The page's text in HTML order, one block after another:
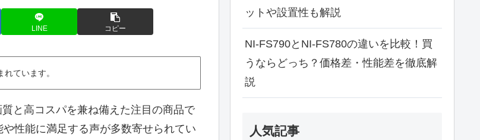
LINE コピー
ています。
と高コスパを兼ね備えた注目の商品で
性能に満足する声が多数寄せられてい
ットや設置性も解説
NI-FS790とNI-FS780の違いを比較！買
うならどっち？価格差・性能差を徹底解
説
人気記事